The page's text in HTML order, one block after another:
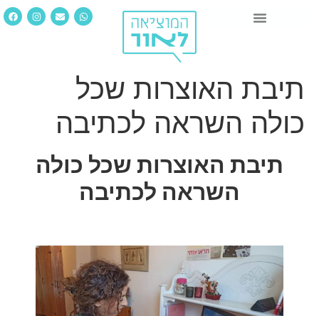
תיבת האוצרות שכל
כולה השראה לכתיבה
תיבת האוצרות שכל כולה
השראה לכתיבה